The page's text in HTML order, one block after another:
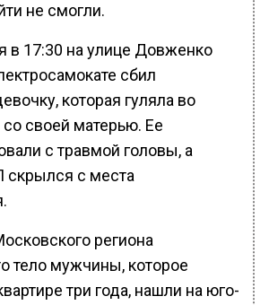
не смогли.
в 17:30 на улице Довженко
сбил
которая гуляла во
своей матерью. Ее
с травмой головы, а
скрылся с места
региона
тело мужчины, которое
три года, нашли на юго-